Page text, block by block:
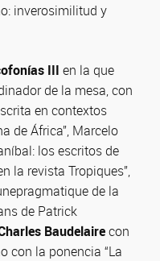
inverosimilitud y
III en la que
de la mesa, con
en contextos
de África”, Marcelo
los escritos de
la revista Tropiques”,
de la
de Patrick
Baudelairecon
con la ponencia “La